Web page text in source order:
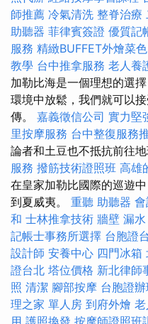
師推薦 冷氣清洗 整脊治療
助聽器 菲律賓簽證 優質記
服務 精緻BUFFET外燴菜色
教學 台中推拿服務 老人養
加勒比海是一個理想的選
環境中放鬆，我們就可以
傳。 嘉義徵信公司 實力堅
里按摩服務 台中整復服務
論者和土豆也不抵抗前往
服務 撥筋技術證照班 高雄
在皇家加勒比國際的巡遊
到夏威夷。 重聽 助聽器
和 士林推拿技術 牆壁 漏水
記帳士事務所選擇 台胞證
設計師 安養中心 四門冰箱
證台北 塔位價格 新北律師
照 清潔 腳部按摩 台胞證辦
理之家 單人房 到府外燴
用 護照換發 按摩師證照班